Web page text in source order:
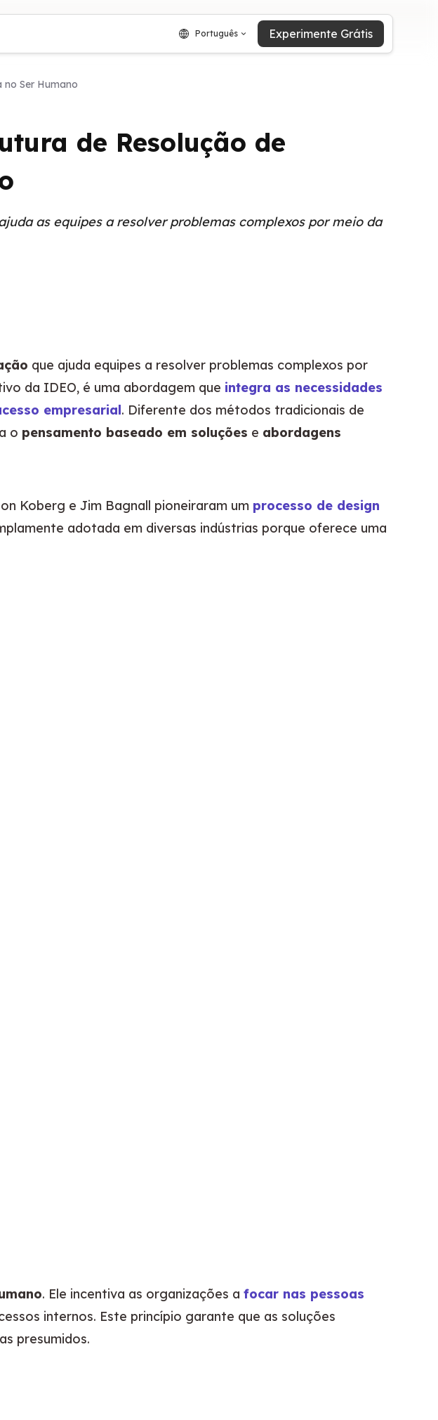
Português Experimente Grátis
no Ser Humano
de Resolução de
as equipes a resolver problemas complexos por meio da
que ajuda equipes a resolver problemas complexos por
da IDEO, é uma abordagem que integra as necessidades
empresarial. Diferente dos métodos tradicionais de
o pensamento baseado em soluções e abordagens
Koberg e Jim Bagnall pioneiraram um processo de design
adotada em diversas indústrias porque oferece uma
. Ele incentiva as organizações a focar nas pessoas
internos. Este princípio garante que as soluções
presumidos.